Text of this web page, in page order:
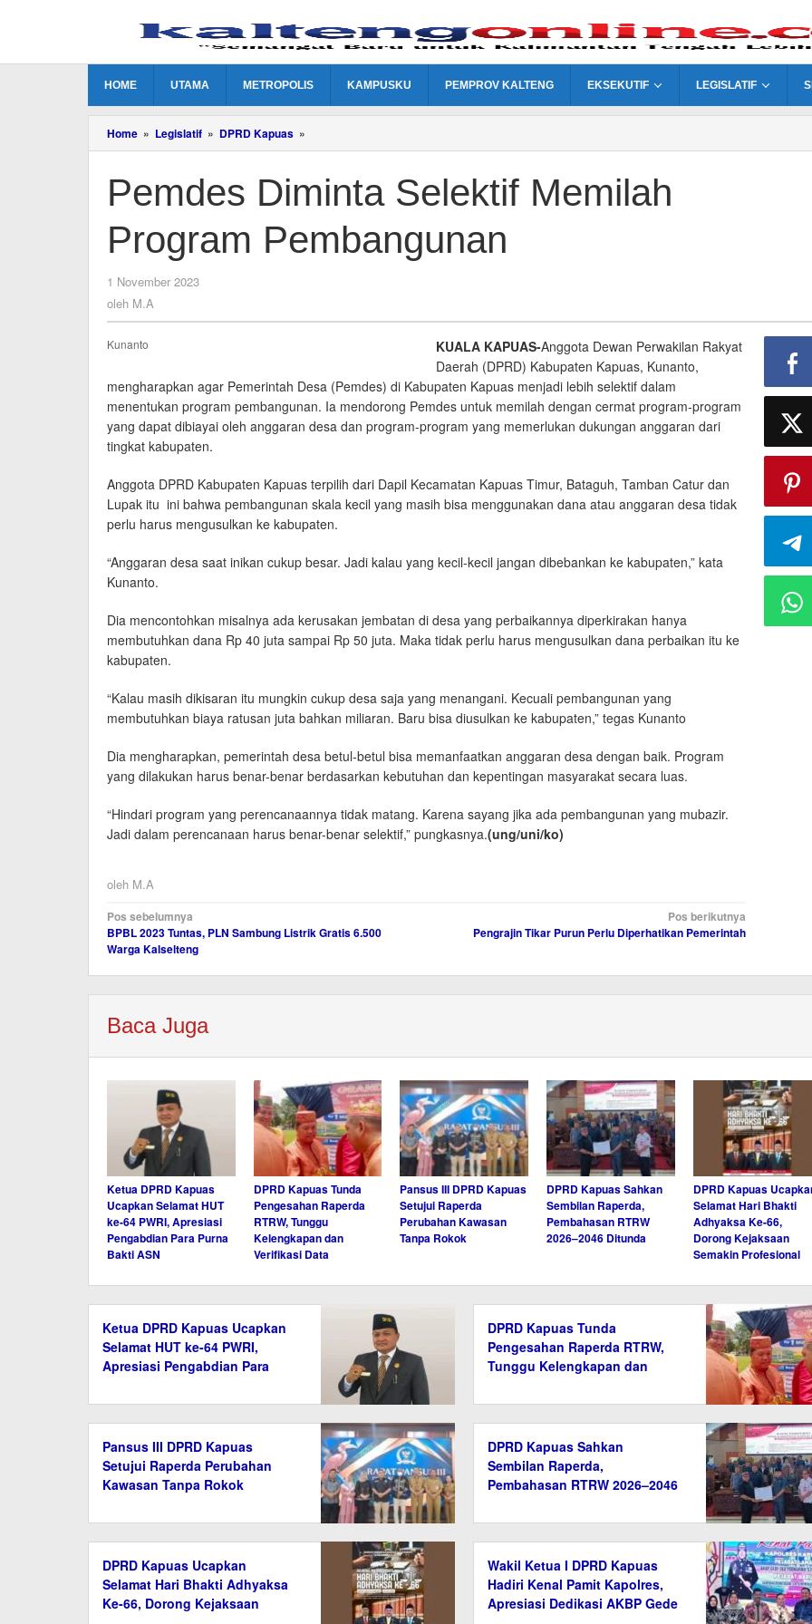
HOME UTAMA METROPOLIS KAMPUSKU PEMPROV KALTENG EKSEKUTIF LEGISLATIF
Home » Legislatif » DPRD Kapuas »
Diminta
Memilah
Program
Pemdes Diminta Selektif Memilah
Program Pembangunan
1 November 2023
oleh M.A
Kunanto KUALA KAPUAS-Anggota Dewan Perwakilan Rakyat
Daerah (DPRD) Kabupaten Kapuas, Kunanto,
mengharapkan agar Pemerintah Desa (Pemdes) di Kabupaten Kapuas menjadi lebih selektif dalam
menentukan program pembangunan. Ia mendorong Pemdes untuk memilah dengan cermat program-program
yang dapat dibiayai oleh anggaran desa dan program-program yang memerlukan dukungan anggaran dari
tingkat kabupaten.
Anggota DPRD Kabupaten Kapuas terpilih dari Dapil Kecamatan Kapuas Timur, Bataguh, Tamban Catur dan
Lupak itu ini bahwa pembangunan skala kecil yang masih bisa menggunakan dana atau anggaran desa tidak
perlu harus mengusulkan ke kabupaten.
“Anggaran desa saat inikan cukup besar. Jadi kalau yang kecil-kecil jangan dibebankan ke kabupaten,” kata
Kunanto.
Dia mencontohkan misalnya ada kerusakan jembatan di desa yang perbaikannya diperkirakan hanya
membutuhkan dana Rp 40 juta sampai Rp 50 juta. Maka tidak perlu harus mengusulkan dana perbaikan itu ke
kabupaten.
“Kalau masih dikisaran itu mungkin cukup desa saja yang menangani. Kecuali pembangunan yang
membutuhkan biaya ratusan juta bahkan miliaran. Baru bisa diusulkan ke kabupaten,” tegas Kunanto
Dia mengharapkan, pemerintah desa betul-betul bisa memanfaatkan anggaran desa dengan baik. Program
yang dilakukan harus benar-benar berdasarkan kebutuhan dan kepentingan masyarakat secara luas.
“Hindari program yang perencanaannya tidak matang. Karena sayang jika ada pembangunan yang mubazir.
Jadi dalam perencanaan harus benar-benar selektif,” pungkasnya.(ung/uni/ko)
oleh M.A
Navigasi
pos
Pos sebelumnya
BPBL 2023 Tuntas, PLN Sambung Listrik Gratis 6.500
Warga Kalselteng
Pos berikutnya
Pengrajin Tikar Purun Perlu Diperhatikan Pemerintah
Baca Juga
Ketua DPRD Kapuas
Ucapkan Selamat HUT
ke-64 PWRI, Apresiasi
Pengabdian Para Purna
Bakti ASN
DPRD Kapuas Tunda
Pengesahan Raperda
RTRW, Tunggu
Kelengkapan dan
Verifikasi Data
Pansus III DPRD Kapuas
Setujui Raperda
Perubahan Kawasan
Tanpa Rokok
DPRD Kapuas Sahkan
Sembilan Raperda,
Pembahasan RTRW
2026–2046 Ditunda
DPRD Kapuas
Selamat Hari Bhakti
Adhyaksa Ke-66,
Dorong Kejaksaan
Semakin Profesional
Ketua DPRD Kapuas Ucapkan
Selamat HUT ke-64 PWRI,
Apresiasi Pengabdian Para
DPRD Kapuas Tunda
Pengesahan Raperda RTRW,
Tunggu Kelengkapan dan
Pansus III DPRD Kapuas
Setujui Raperda Perubahan
Kawasan Tanpa Rokok
DPRD Kapuas Sahkan
Sembilan Raperda,
Pembahasan RTRW 2026–2046
DPRD Kapuas Ucapkan
Selamat Hari Bhakti Adhyaksa
Ke-66, Dorong Kejaksaan
Wakil Ketua I DPRD Kapuas
Hadiri Kenal Pamit Kapolres,
Apresiasi Dedikasi AKBP Gede